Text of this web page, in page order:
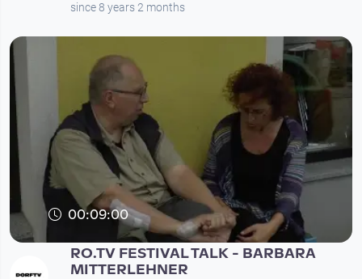
since 8 years 2 months
00:09:00
RO.TV FESTIVAL TALK - BARBARA
MITTERLEHNER